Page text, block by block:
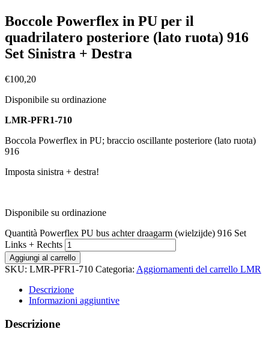
Boccole Powerflex in PU per il
quadrilatero posteriore (lato ruota) 916
Set Sinistra + Destra
€100,20
Disponibile su ordinazione
LMR-PFR1-710
Boccola Powerflex in PU; braccio oscillante posteriore (lato ruota)
916
Imposta sinistra + destra!
Disponibile su ordinazione
Quantità Powerflex PU bus achter draagarm (wielzijde) 916 Set
Links + Rechts
Aggiungi al carrello
SKU: LMR-PFR1-710 Categoria: Aggiornamenti del carrello LMR
Descrizione
Informazioni aggiuntive
Descrizione